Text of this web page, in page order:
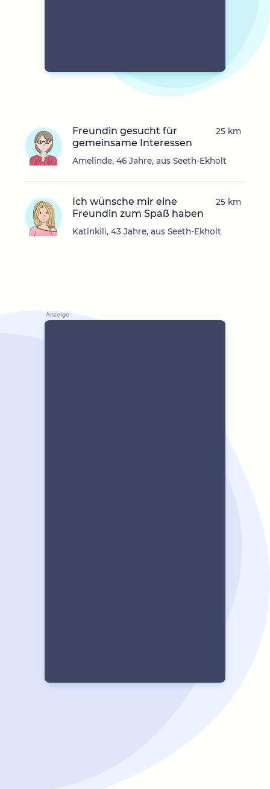
Freundin gesucht für
gemeinsame Interessen
Amelinde, 46 Jahre, aus Seeth-Ekholt
25 km
Ich wünsche mir eine
Freundin zum Spaß haben
Katinkili, 43 Jahre, aus Seeth-Ekholt
25 km